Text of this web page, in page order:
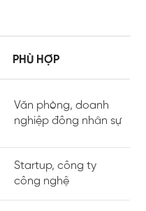
PHÙ HỢP
Văn phòng, doanh
nghiệp đông nhân sự
Startup, công ty
công nghệ